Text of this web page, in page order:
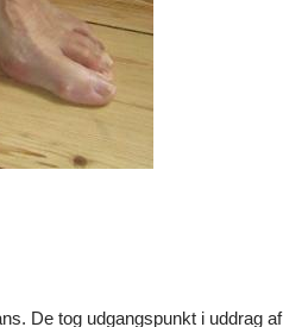
De tog udgangspunkt i uddrag af